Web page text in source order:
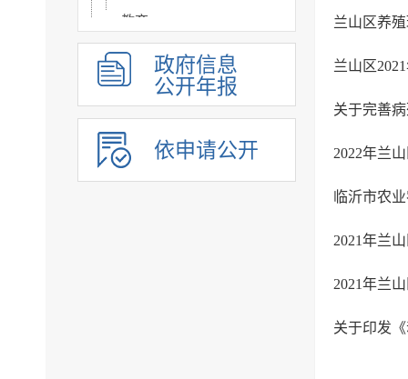
教育
基本医疗卫生
住房和城乡建设
征地信息
农业预测信息
房屋征收
政府信息
公开年报
依申请公开
兰山区养
兰山区
关于完善
2022年兰
临沂市农
2021年兰
2021年兰
关于印发